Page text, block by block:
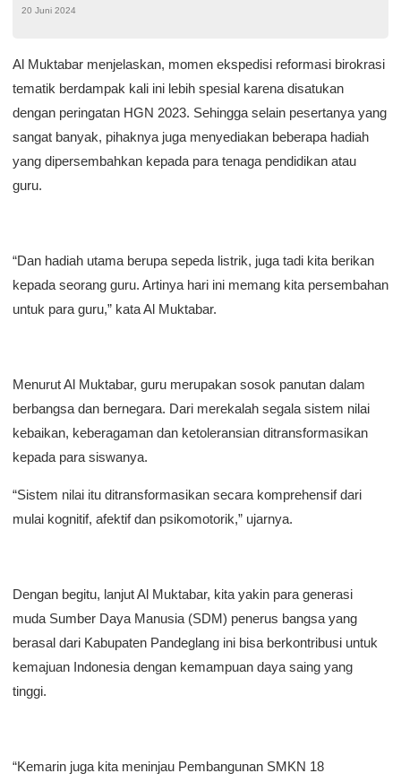
20 Juni 2024
Al Muktabar menjelaskan, momen ekspedisi reformasi birokrasi
tematik berdampak kali ini lebih spesial karena disatukan
dengan peringatan HGN 2023. Sehingga selain pesertanya yang
sangat banyak, pihaknya juga menyediakan beberapa hadiah
yang dipersembahkan kepada para tenaga pendidikan atau
guru.
“Dan hadiah utama berupa sepeda listrik, juga tadi kita berikan
kepada seorang guru. Artinya hari ini memang kita persembahan
untuk para guru,” kata Al Muktabar.
Menurut Al Muktabar, guru merupakan sosok panutan dalam
berbangsa dan bernegara. Dari merekalah segala sistem nilai
kebaikan, keberagaman dan ketoleransian ditransformasikan
kepada para siswanya.
“Sistem nilai itu ditransformasikan secara komprehensif dari
mulai kognitif, afektif dan psikomotorik,” ujarnya.
Dengan begitu, lanjut Al Muktabar, kita yakin para generasi
muda Sumber Daya Manusia (SDM) penerus bangsa yang
berasal dari Kabupaten Pandeglang ini bisa berkontribusi untuk
kemajuan Indonesia dengan kemampuan daya saing yang
tinggi.
“Kemarin juga kita meninjau Pembangunan SMKN 18